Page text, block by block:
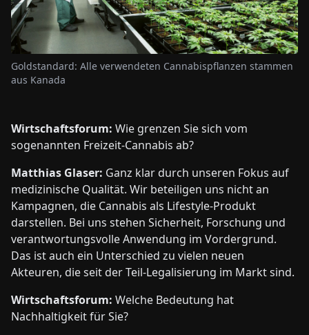
Goldstandard: Alle verwendeten Cannabispflanzen stammen
aus Kanada
Wirtschaftsforum: Wie grenzen Sie sich vom
sogenannten Freizeit-Cannabis ab?
Matthias Glaser: Ganz klar durch unseren Fokus auf
medizinische Qualität. Wir beteiligen uns nicht an
Kampagnen, die Cannabis als Lifestyle-Produkt
darstellen. Bei uns stehen Sicherheit, Forschung und
verantwortungsvolle Anwendung im Vordergrund.
Das ist auch ein Unterschied zu vielen neuen
Akteuren, die seit der Teil-Legalisierung im Markt sind.
Wirtschaftsforum: Welche Bedeutung hat
Nachhaltigkeit für Sie?